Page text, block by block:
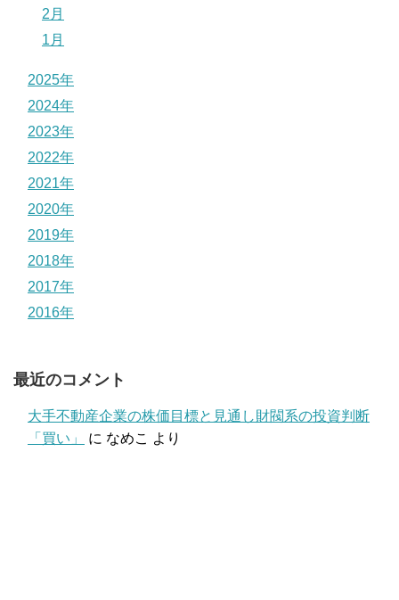
2月
1月
2025年
2024年
2023年
2022年
2021年
2020年
2019年
2018年
2017年
2016年
最近のコメント
大手不動産企業の株価目標と見通し財閥系の投資判断
「買い」
に なめこ より